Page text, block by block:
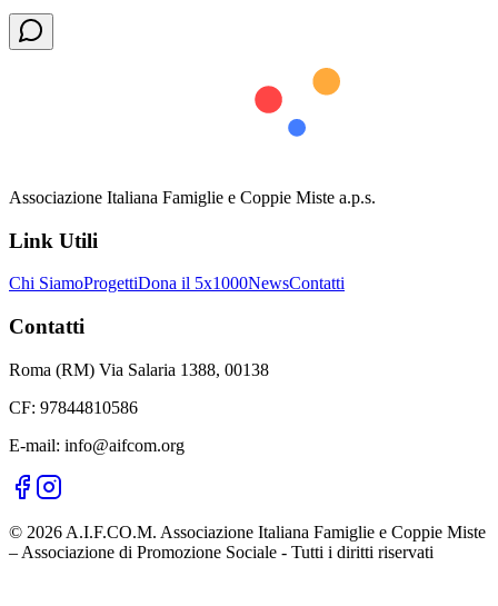
Associazione Italiana Famiglie e Coppie Miste a.p.s.
Link Utili
Chi SiamoProgettiDona il 5x1000NewsContatti
Contatti
Roma (RM) Via Salaria 1388, 00138
CF: 97844810586
E-mail: info@aifcom.org
© 2026 A.I.F.CO.M. Associazione Italiana Famiglie e Coppie Miste
– Associazione di Promozione Sociale - Tutti i diritti riservati